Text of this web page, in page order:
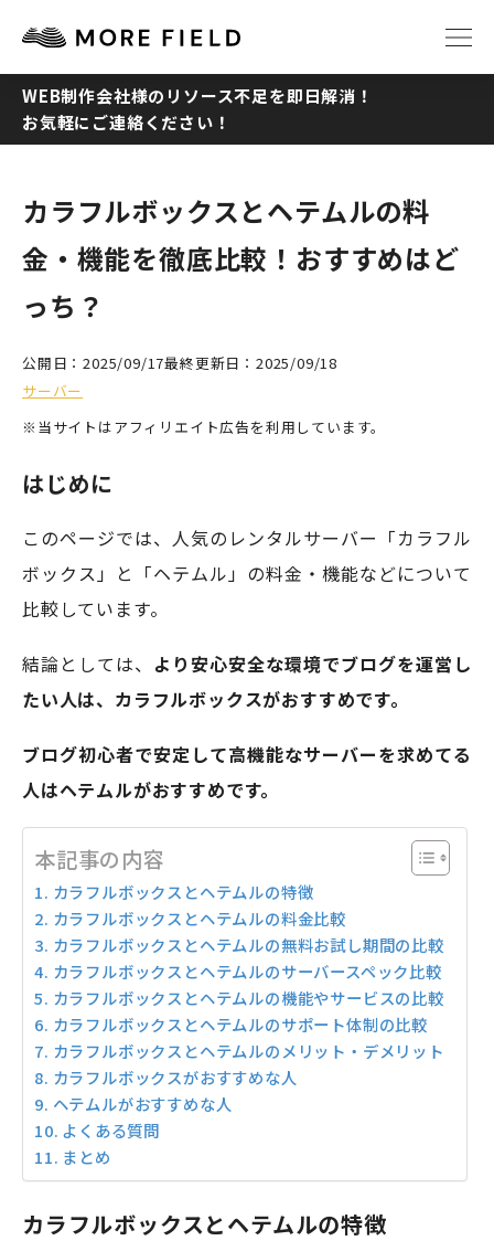
TOP
SERVICE WORKS
Q&A RECRUIT
モアフィールド株式会社
〒420-0858
会社概要プライバシーポリシー
WEB制作会社様のリソース不足を即日解消！
お気軽にご連絡ください！
カラフルボックスとヘテムルの料
金・機能を徹底比較！おすすめはど
っち？
公開日：2025/09/17最終更新日：2025/09/18
サーバー
※当サイトはアフィリエイト広告を利用しています。
はじめに
このページでは、人気のレンタルサーバー「カラフル
ボックス」と「ヘテムル」の料金・機能などについて
比較しています。
結論としては、 より安心安全な環境でブログを運営し
たい人は、カラフルボックスがおすすめです。
ブログ初心者で安定して高機能なサーバーを求めてる
人はヘテムルがおすすめです。
本記事の内容
カラフルボックスとヘテムルの特徴
カラフルボックスとヘテムルの料金比較
カラフルボックスとヘテムルの無料お試し期間の比較
カラフルボックスとヘテムルのサーバースペック比較
カラフルボックスとヘテムルの機能やサービスの比較
カラフルボックスとヘテムルのサポート体制の比較
カラフルボックスとヘテムルのメリット・デメリット
カラフルボックスがおすすめな人
ヘテムルがおすすめな人
よくある質問
まとめ
カラフルボックスとヘテムルの特徴